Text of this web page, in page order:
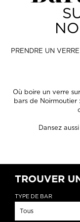
PRENDRE UN
Où boire un verre
bars de Noirmoutier
Dansez
TROUVER
TYPE DE BAR
Tous